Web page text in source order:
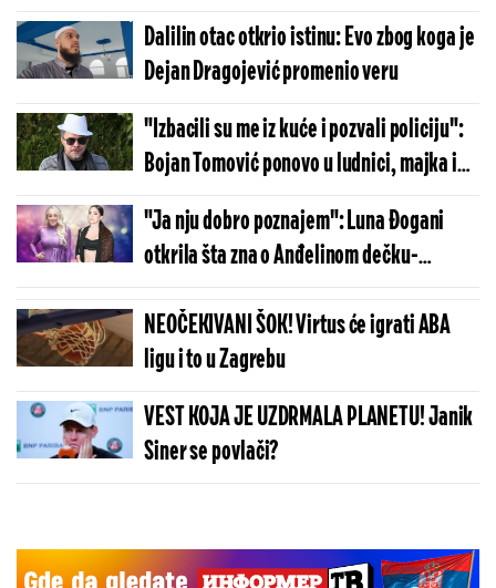
početka, evo kako se sada zove
Dalilin otac otkrio istinu: Evo zbog koga je
Dejan Dragojević promenio veru
"Izbacili su me iz kuće i pozvali policiju":
Bojan Tomović ponovo u ludnici, majka i
ujak ga smestili iza rešetaka
"Ja nju dobro poznajem": Luna Đogani
otkrila šta zna o Anđelinom dečku-
finansijeru
NEOČEKIVANI ŠOK! Virtus će igrati ABA
ligu i to u Zagrebu
VEST KOJA JE UZDRMALA PLANETU! Janik
Siner se povlači?